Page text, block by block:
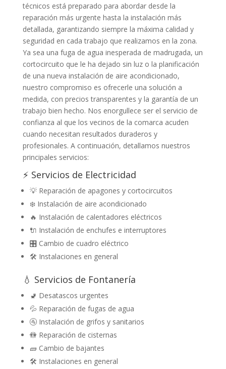
técnicos está preparado para abordar desde la
reparación más urgente hasta la instalación más
detallada, garantizando siempre la máxima calidad y
seguridad en cada trabajo que realizamos en la zona.
Ya sea una fuga de agua inesperada de madrugada, un
cortocircuito que le ha dejado sin luz o la planificación
de una nueva instalación de aire acondicionado,
nuestro compromiso es ofrecerle una solución a
medida, con precios transparentes y la garantía de un
trabajo bien hecho. Nos enorgullece ser el servicio de
confianza al que los vecinos de la comarca acuden
cuando necesitan resultados duraderos y
profesionales. A continuación, detallamos nuestros
principales servicios:
⚡ Servicios de Electricidad
💡 Reparación de apagones y cortocircuitos
❄️ Instalación de aire acondicionado
🔥 Instalación de calentadores eléctricos
🔌 Instalación de enchufes e interruptores
🎛️ Cambio de cuadro eléctrico
🛠️ Instalaciones en general
💧 Servicios de Fontanería
🚽 Desatascos urgentes
💦 Reparación de fugas de agua
🚰 Instalación de grifos y sanitarios
🚻 Reparación de cisternas
🧱 Cambio de bajantes
🛠️ Instalaciones en general